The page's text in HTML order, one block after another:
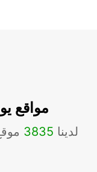
مواقع
لدينا 3835